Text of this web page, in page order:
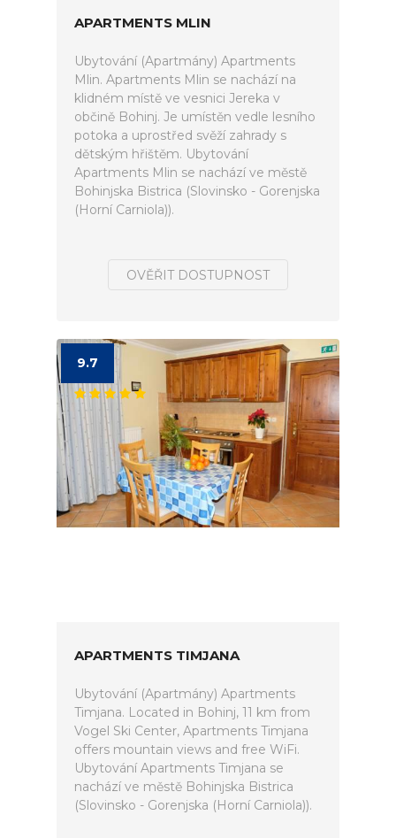
APARTMENTS MLIN
Ubytování (Apartmány) Apartments
Mlin. Apartments Mlin se nachází na
klidném místě ve vesnici Jereka v
občině Bohinj. Je umístěn vedle lesního
potoka a uprostřed svěží zahrady s
dětským hřištěm. Ubytování
Apartments Mlin se nachází ve městě
Bohinjska Bistrica (Slovinsko - Gorenjska
(Horní Carniola)).
OVĚŘIT DOSTUPNOST
9.7
APARTMENTS TIMJANA
Ubytování (Apartmány) Apartments
Timjana. Located in Bohinj, 11 km from
Vogel Ski Center, Apartments Timjana
offers mountain views and free WiFi.
Ubytování Apartments Timjana se
nachází ve městě Bohinjska Bistrica
(Slovinsko - Gorenjska (Horní Carniola)).